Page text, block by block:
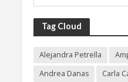
Tag Cloud
Alejandra Petrella
Andrea Danas
Carla